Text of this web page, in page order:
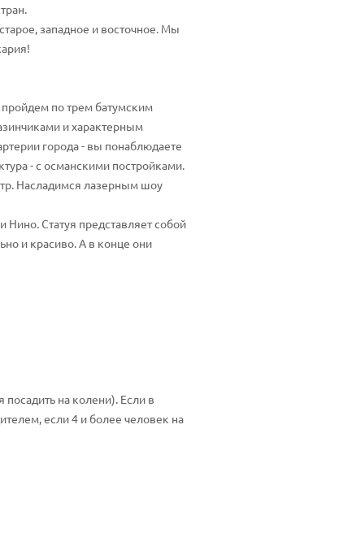
западное и восточное. Мы
по трем батумским
и характерным
города - вы понаблюдаете
- с османскими постройками.
Насладимся лазерным шоу
Нино.Статуя представляет собой
и красиво. А в конце они
посадить на колени). Если в
если 4 и более человек на